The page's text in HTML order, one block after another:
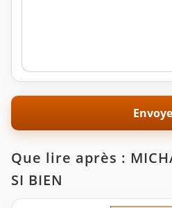
Que lire après :
SI BIEN